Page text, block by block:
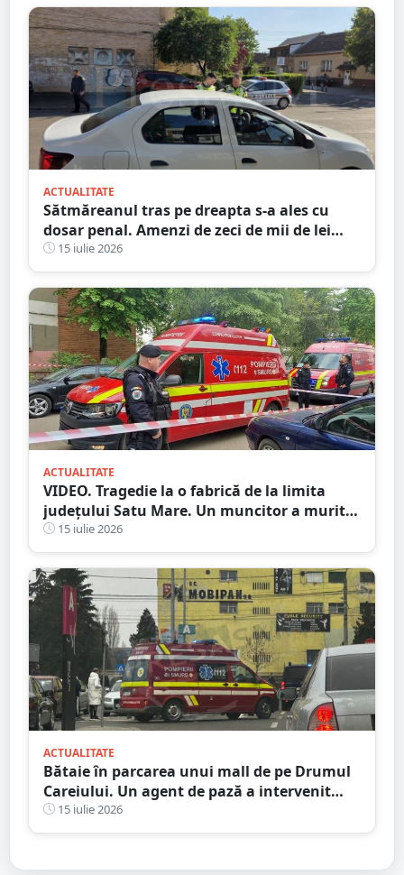
ACTUALITATE
Sătmăreanul tras pe dreapta s-a ales cu
dosar penal. Amenzi de zeci de mii de lei
date ieri de polițiști
15 iulie 2026
ACTUALITATE
VIDEO. Tragedie la o fabrică de la limita
județului Satu Mare. Un muncitor a murit
după ce o bucată de lemn i-a străpuns
abdomenul
15 iulie 2026
ACTUALITATE
Bătaie în parcarea unui mall de pe Drumul
Careiului. Un agent de pază a intervenit
salvator
15 iulie 2026